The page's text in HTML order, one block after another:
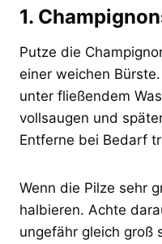
1.
Putze die
einer weichen
unter fließendem
vollsaugen und
Entferne bei Bedarf
Wenn die Pilze sehr
halbieren. Achte
ungefähr gleich groß